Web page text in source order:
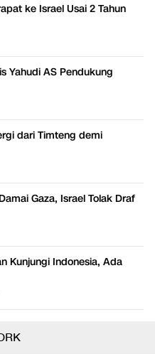
ke Israel Usai 2 Tahun
Yahudi AS Pendukung
dari Timteng demi
Gaza, Israel Tolak Draf
Kunjungi Indonesia, Ada